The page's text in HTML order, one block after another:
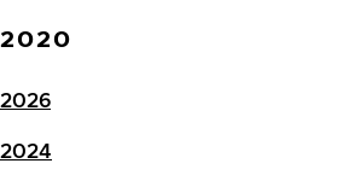
2020
2026
2024